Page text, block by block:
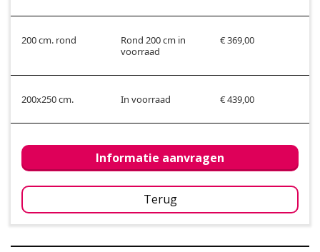
200 cm. rond
Rond 200 cm in
voorraad
€ 369,00
200x250 cm. In voorraad € 439,00
Informatie aanvragen
Terug